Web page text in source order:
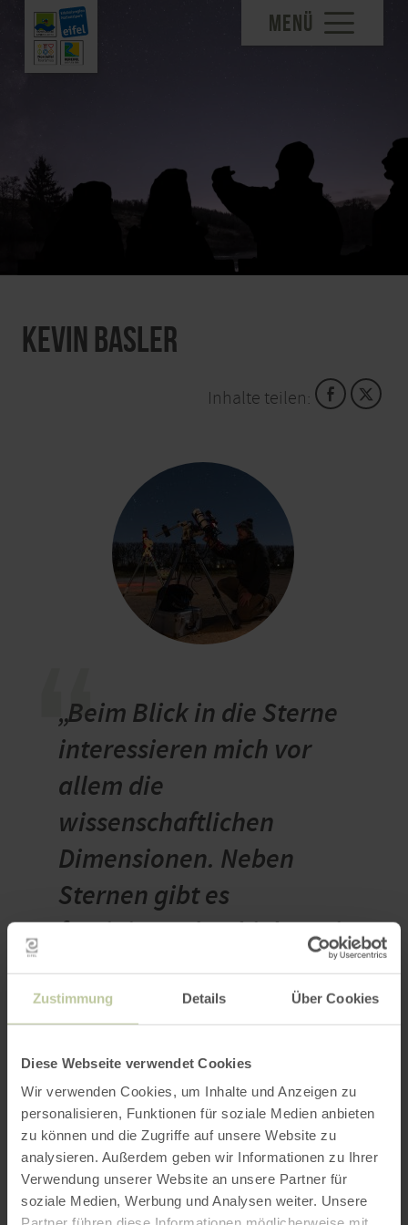
Zustimmung Details Über Cookies
Diese Webseite verwendet Cookies
Wir verwenden Cookies, um Inhalte und Anzeigen zu
personalisieren, Funktionen für soziale Medien anbieten
zu können und die Zugriffe auf unsere Website zu
analysieren. Außerdem geben wir Informationen zu Ihrer
Verwendung unserer Website an unsere Partner für
soziale Medien, Werbung und Analysen weiter. Unsere
MENÜ
Kevin Basler
Inhalte teilen:
“
„Beim Blick in die Sterne
interessieren mich vor
allem die
wissenschaftlichen
Dimensionen. Neben
Sternen gibt es
faszinierende Objekte wie
Gasnebel, Galaxien und
vieles mehr zu entdecken.
auch das Beobachten mit
Teleskopen und
Ferngläsern, lassen sich
viele dieser Objekte